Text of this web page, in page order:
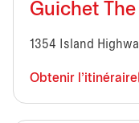
Guichet
1354 Island
Obtenir l'itinéraire